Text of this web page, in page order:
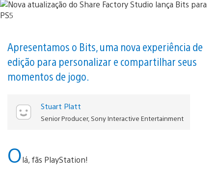
Apresentamos o Bits, uma nova experiência de
edição para personalizar e compartilhar seus
momentos de jogo.
Stuart Platt
Senior Producer, Sony Interactive Entertainment
Olá, fãs PlayStation!